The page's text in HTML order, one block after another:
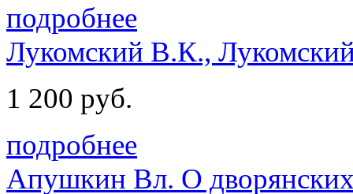
подробнее
Лукомский В.К.,
1 200 руб.
подробнее
Апушкин Вл. О дворянских